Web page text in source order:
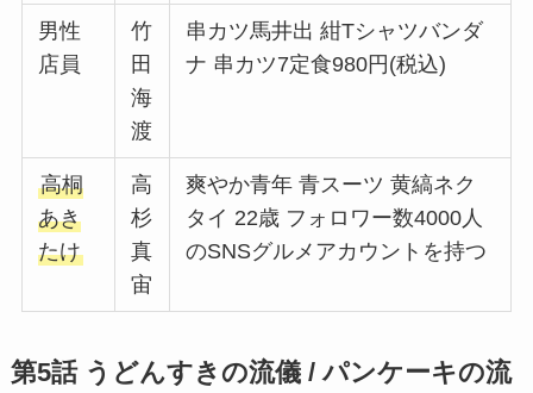
男性
店員
竹
田
海
渡
串カツ馬井出 紺Tシャツバンダ
ナ 串カツ7定食980円(税込)
高桐
あき
たけ
高
杉
真
宙
爽やか青年 青スーツ 黄縞ネク
タイ 22歳 フォロワー数4000人
のSNSグルメアカウントを持つ
第5話 うどんすきの流儀 / パンケーキの流